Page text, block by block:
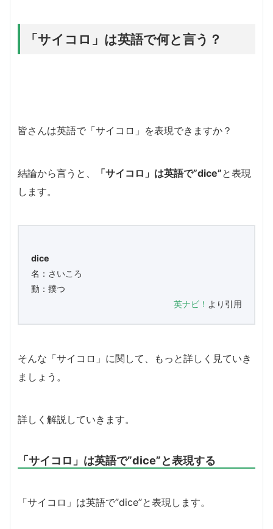
「サイコロ」は英語で何と言う？
皆さんは英語で「サイコロ」を表現できますか？
結論から言うと、 「サイコロ」は英語で”dice”と表現
します。
dice
名：さいころ
動：撲つ
英ナビ！ より引用
そんな「サイコロ」に関して、もっと詳しく見ていき
ましょう。
詳しく解説していきます。
「サイコロ」は英語で”dice”と表現する
「サイコロ」は英語で”dice”と表現します。